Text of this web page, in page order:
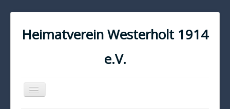
Heimatverein Westerholt 1914
e.V.
Navigation
an/aus